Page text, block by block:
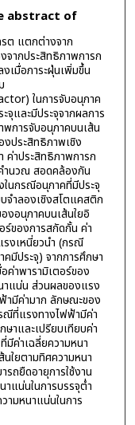
abstract of
ต แตกต่างจาก
จากประสิทธิภาพการก
เมื่อภาระฝุ่นเพิ่มขึ้น
ในการจับอนุภาค
จุและมีประจุจากผลการ
การจับอนุภาคบนเส้น
งประสิทธิภาพเชิง
ค่าประสิทธิภาพการก
ำนวณ สอดคล้องกัน
นกรณีอนุภาคที่มีประจุ
จำลองเชิงสโตแคสติก
งอนุภาคบนเส้นใยอิ
ร์ของการสกัดกั้น ค่า
งเหนี่ยวนำ (กรณี
มีประจุ) จากการศึกษา
ค่าพารามิเตอร์ของ
าแน่น ส่วนผลของแรง
มีค่ามาก ลักษณะของ
ณีที่แรงทางไฟฟ้ามีค่า
าและเปรียบเทียบค่า
ค่าเฉลี่ยความหนา
ใยตามทิศความหนา
ถยืดอายุการใช้งาน
าแน่นในการบรรจุต่ำ
ามหนาแน่นในการ